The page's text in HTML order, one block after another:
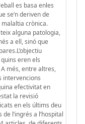
es basa enles
se’n deriven de
malaltia crònica.
alguna patologia,
a ell, sinó que
eren els
més, entre altres,
intervencions
efectivitat en
la revisió
en els últims deu
l’ingrés a l’hospital